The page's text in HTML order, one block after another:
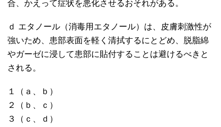
合、かえって症状を悪化させるおそれがある。
ｄ エタノール（消毒用エタノール）は、皮膚刺激性が
強いため、患部表面を軽く清拭するにとどめ、脱脂綿
やガーゼに浸して患部に貼付することは避けるべきと
される。
１（ａ、ｂ）
２（ｂ、ｃ）
３（ｃ、ｄ）